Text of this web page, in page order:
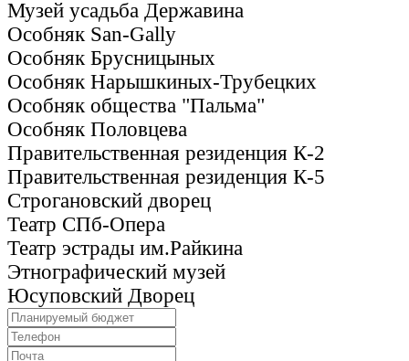
Музей усадьба Державина
Особняк San-Gally
Особняк Брусницыных
Особняк Нарышкиных-Трубецких
Особняк общества "Пальма"
Особняк Половцева
Правительственная резиденция К-2
Правительственная резиденция К-5
Строгановский дворец
Театр СПб-Опера
Театр эстрады им.Райкина
Этнографический музей
Юсуповский Дворец